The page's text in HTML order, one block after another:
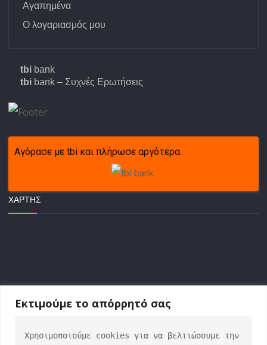
Εκτιμούμε το απόρρητό σας
Χρησιμοποιούμε cookies για να βελτιώσουμε την
Αγαπημένα
Ο λογαριασμός μου
tbi bank
tbi bank – Συχνές Ερωτήσεις
Αγόρασε με tbi και πλήρωσε αργότερα.
ΧΆΡΤΗΣ
ΕΠΙΚΟΙΝΩΝΙΑ